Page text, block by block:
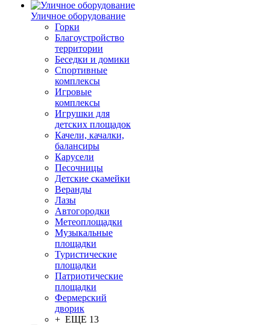
Уличное оборудование
Горки
Благоустройство
территории
Беседки и домики
Спортивные
комплексы
Игровые
комплексы
Игрушки для
детских площадок
Качели, качалки,
балансиры
Карусели
Песочницы
Детские скамейки
Веранды
Лазы
Автогородки
Метеоплощадки
Музыкальные
площадки
Туристические
площадки
Патриотические
площадки
Фермерский
дворик
+ ЕЩЕ 13